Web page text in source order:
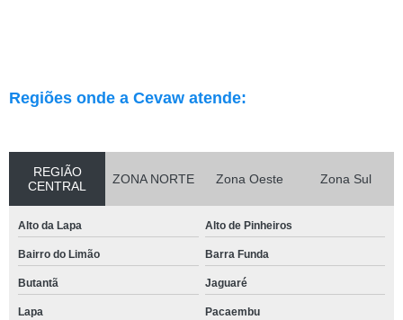
Regiões onde a Cevaw atende:
REGIÃO
CENTRAL
ZONA NORTE Zona Oeste Zona Sul
Alto da Lapa Alto de Pinheiros
Bairro do Limão Barra Funda
Butantã Jaguaré
Lapa Pacaembu